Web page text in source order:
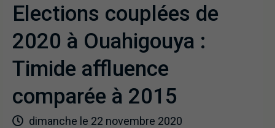
Elections couplées de
2020 à Ouahigouya :
Timide affluence
comparée à 2015
dimanche le 22 novembre 2020